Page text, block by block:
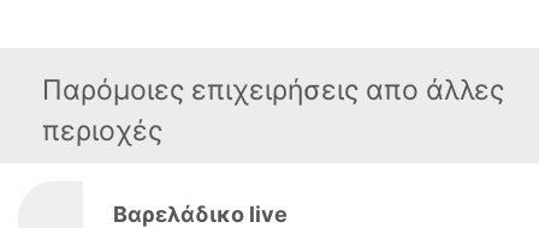
Παρόμοιες επιχειρήσεις απο άλλες
περιοχές
Βαρελάδικο live